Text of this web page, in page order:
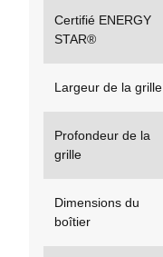
Certifié ENERGY
STAR®
Largeur de la grille
Profondeur de la
grille
Dimensions du
boîtier